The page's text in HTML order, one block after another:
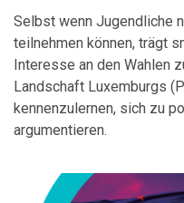
Selbst wenn Jugendliche
teilnehmen können, trägt
Interesse an den Wahlen
Landschaft Luxemburgs
kennenzulernen, sich zu
argumentieren.